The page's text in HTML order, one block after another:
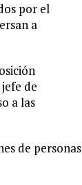
por el
a
de
a las
de personas